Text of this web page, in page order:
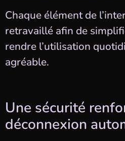
Chaque élément de
retravaillé afin de
rendre l’utilisation
agréable.
Une sécurité
déconnexion